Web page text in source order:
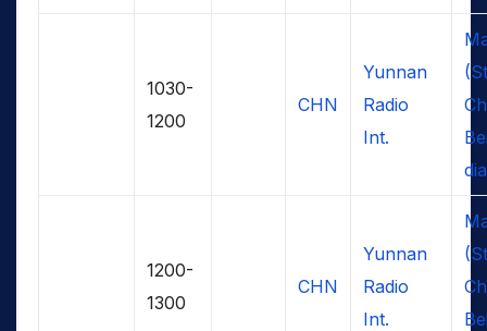
1030-
1200
CHN
Yunnan
Radio
Int.
1200-
1300
CHN
Yunnan
Radio
Int.